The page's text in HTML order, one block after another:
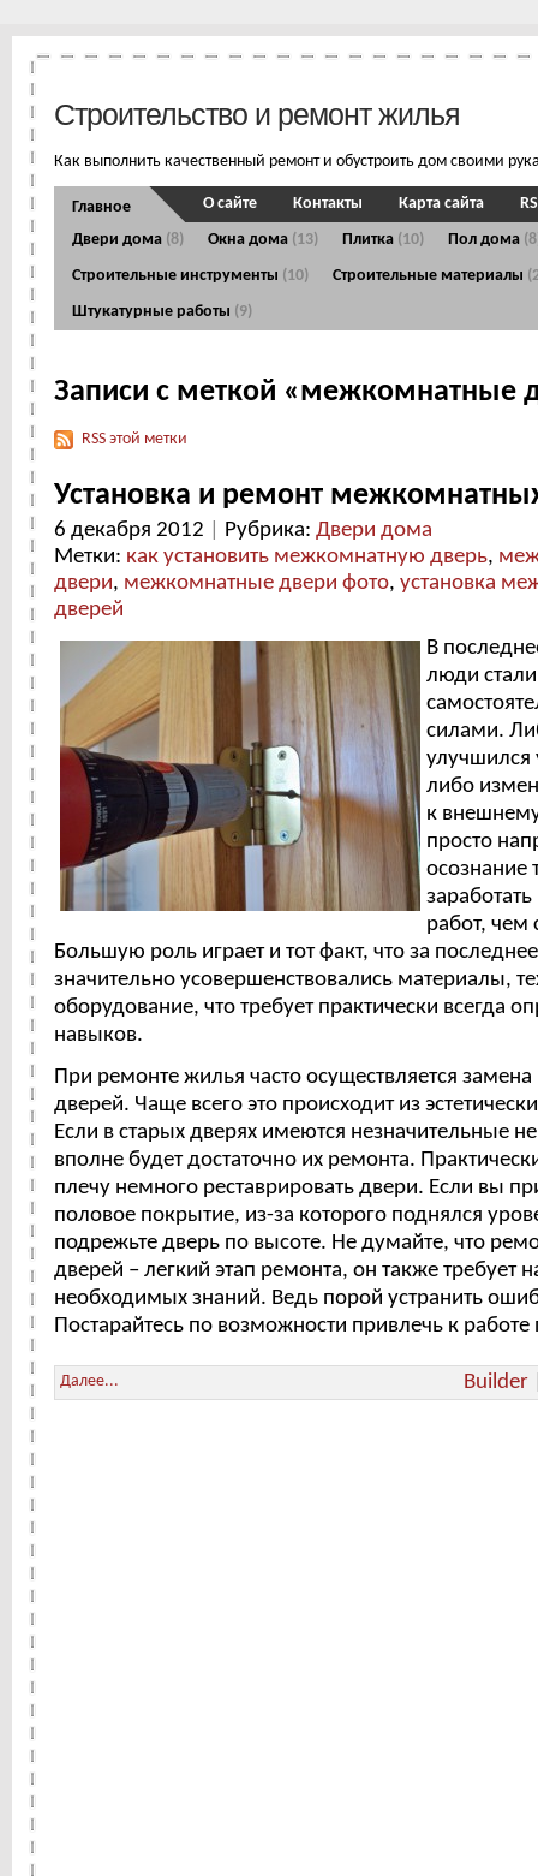
Строительство и ремонт жилья
Как выполнить качественный ремонт и обустроить дом своими
Главное
Двери дома (8) Окна дома (13) Плитка (10) Пол дома
Строительные инструменты (10) Строительные материалы
Штукатурные работы (9)
О сайте Контакты Карта сайта
Записи с меткой «межкомнатные
RSS этой метки
Установка и ремонт
6 декабря 2012 Рубрика: Двери дома
Метки: как установить межкомнатную дверь,
двери, межкомнатные двери фото, установка
дверей
В
люди
силами.
улучшился
либо
к
просто
осознание
работ, чем
Большую роль играет и тот факт, что за
значительно усовершенствовались материалы,
оборудование, что требует практически всегда
навыков.
При ремонте жилья часто осуществляется
дверей. Чаще всего это происходит из
Если в старых дверях имеются незначительные
вполне будет достаточно их ремонта.
плечу немного реставрировать двери. Если вы
половое покрытие, из-за которого поднялся
подрежьте дверь по высоте. Не думайте, что
дверей – легкий этап ремонта, он также требует
необходимых знаний. Ведь порой устранить
Постарайтесь по возможности привлечь к
Далее... Builder